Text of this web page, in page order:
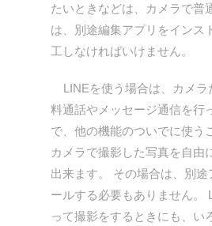
たいときなどは、カメラで普
は、別途編集アプリをインス
工しなければいけません。
LINEを使う場合は、カメラ
料通話やメッセージ通信を行
で、他の機能のついでに使う
カメラで撮影した写真を自由
出来ます。 その場合は、別途
ールする必要もありません。
って撮影をするときにも、い